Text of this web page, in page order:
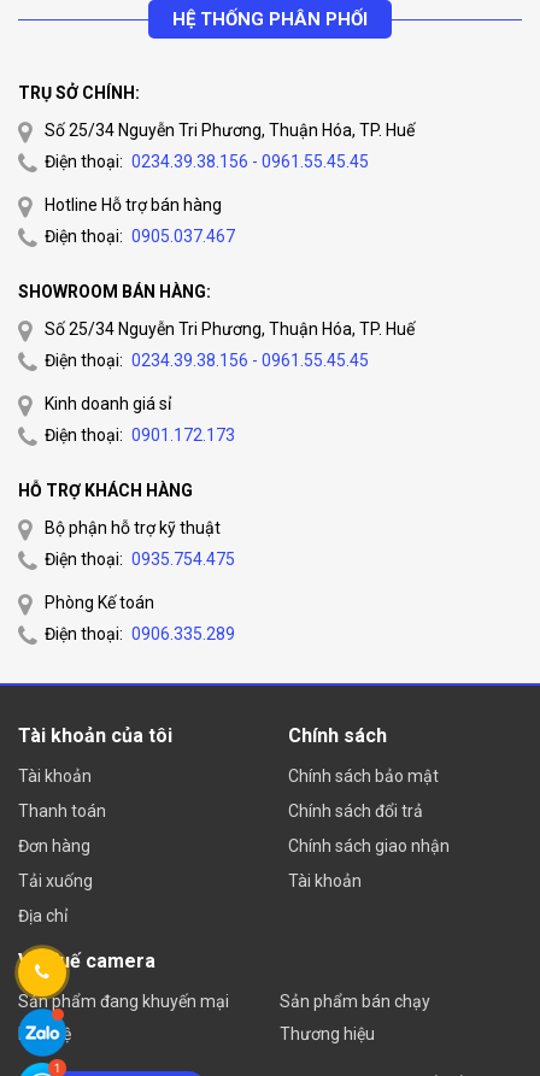
HỆ THỐNG PHÂN PHỐI
TRỤ SỞ CHÍNH:
Số 25/34 Nguyễn Tri Phương, Thuận Hóa, TP. Huế
Điện thoại: 0234.39.38.156 - 0961.55.45.45
Hotline Hỗ trợ bán hàng
Điện thoại: 0905.037.467
SHOWROOM BÁN HÀNG:
Số 25/34 Nguyễn Tri Phương, Thuận Hóa, TP. Huế
Điện thoại: 0234.39.38.156 - 0961.55.45.45
Kinh doanh giá sỉ
Điện thoại: 0901.172.173
HỖ TRỢ KHÁCH HÀNG
Bộ phận hỗ trợ kỹ thuật
Điện thoại: 0935.754.475
Phòng Kế toán
Điện thoại: 0906.335.289
Tài khoản của tôi
Tài khoản
Thanh toán
Đơn hàng
Tải xuống
Địa chỉ
Chính sách
Chính sách bảo mật
Chính sách đổi trả
Chính sách giao nhận
Tài khoản
Về Huế camera
Sản phẩm đang khuyến mại
Liên hệ
Sản phẩm bán chạy
Thương hiệu